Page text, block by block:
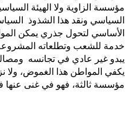
مؤسسة الزاوية ولا الهيئة
السياسي ونقد هذا الشذوذ
الأساسي لتحول جذري يمكن
خدمة للشعب وتطلعاته
يبدو غير عادي في تجانسه
يكفي المواطن هذا الغموض، ولا
مؤسسة ثالثة، فهو في غنى عنها